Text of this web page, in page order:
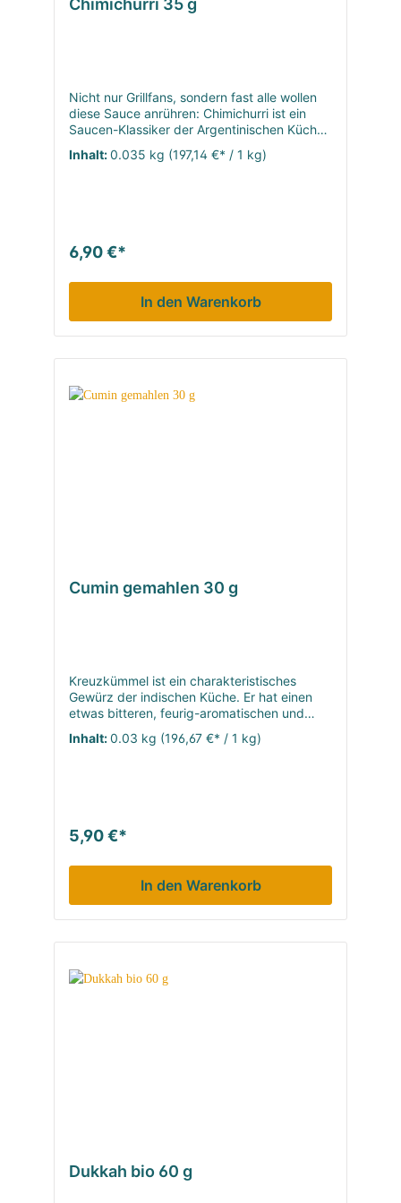
Chimichurri 35 g
Nicht nur Grillfans, sondern fast alle wollen
diese Sauce anrühren: Chimichurri ist ein
Saucen-Klassiker der Argentinischen Küche,
der per Hand mit Olivenöl und Essig
angerührt wird. Besonders zum traditionellen
genau diesen feinen Punkt, an dem es
gegrilltem Rind, Schwein, Fisch und Co. nicht
Inhalt:0.035 kg (197,14 €* / 1 kg)
6,90 €*
In den Warenkorb
Cumin gemahlen 30 g
Kreuzkümmel ist ein charakteristisches
Gewürz der indischen Küche. Er hat einen
etwas bitteren, feurig-aromatischen und
angenehm frischen Geschmack.
Kreuzkümmel ist Bestandteil vieler
Geschmack findet sich auch in den Küchen
Zentralasiens, Südamerikas, des Nahen
Inhalt:0.03 kg (196,67 €* / 1 kg)
5,90 €*
In den Warenkorb
Dukkah bio 60 g